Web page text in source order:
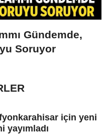
Gündemde,
Soruyor
için yeni
yayımladı